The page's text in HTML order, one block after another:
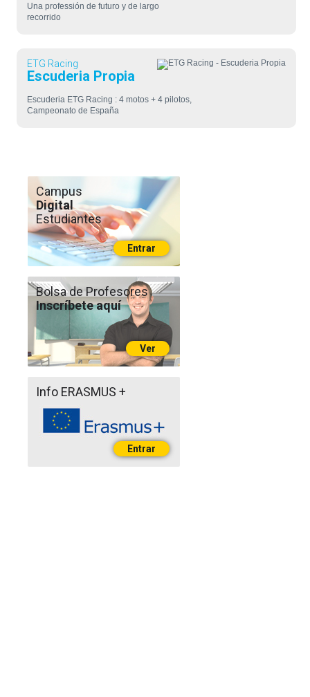
Una professión de futuro y de largo
recorrido
ETG Racing
Escuderia Propia
Escuderia ETG Racing : 4 motos + 4 pilotos,
Campeonato de España
Campus
Digital
Estudiantes
Entrar
Bolsa de Profesores
Inscríbete aquí
Ver
Info ERASMUS +
Entrar